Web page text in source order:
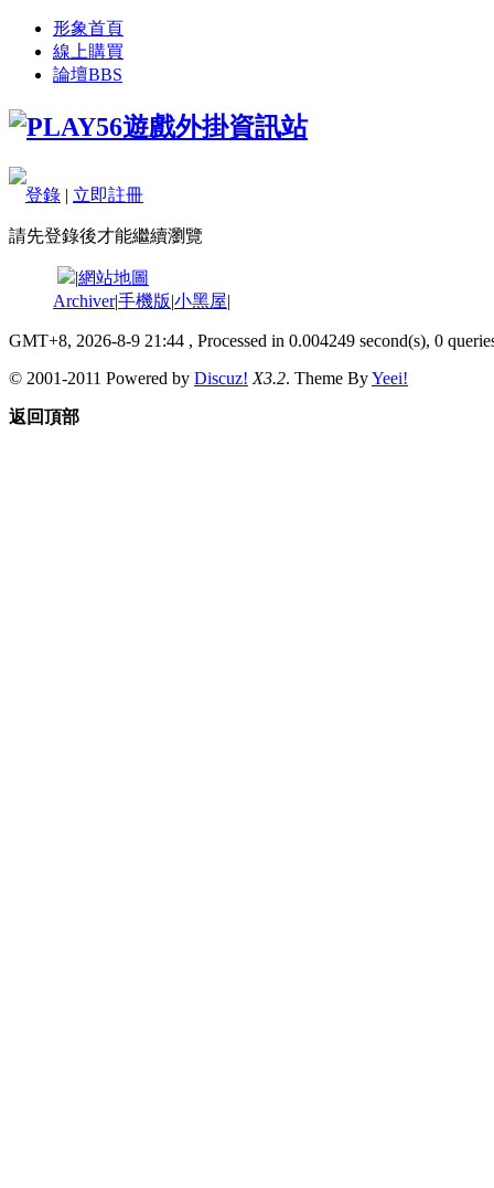
形象首頁
線上購買
論壇BBS
登錄 | 立即註冊
請先登錄後才能繼續瀏覽
|網站地圖
Archiver|手機版|小黑屋|
GMT+8, 2026-8-9 21:44 , Processed in 0.004249 second(s), 0
© 2001-2011 Powered by Discuz! X3.2. Theme ByYeei!
返回頂部